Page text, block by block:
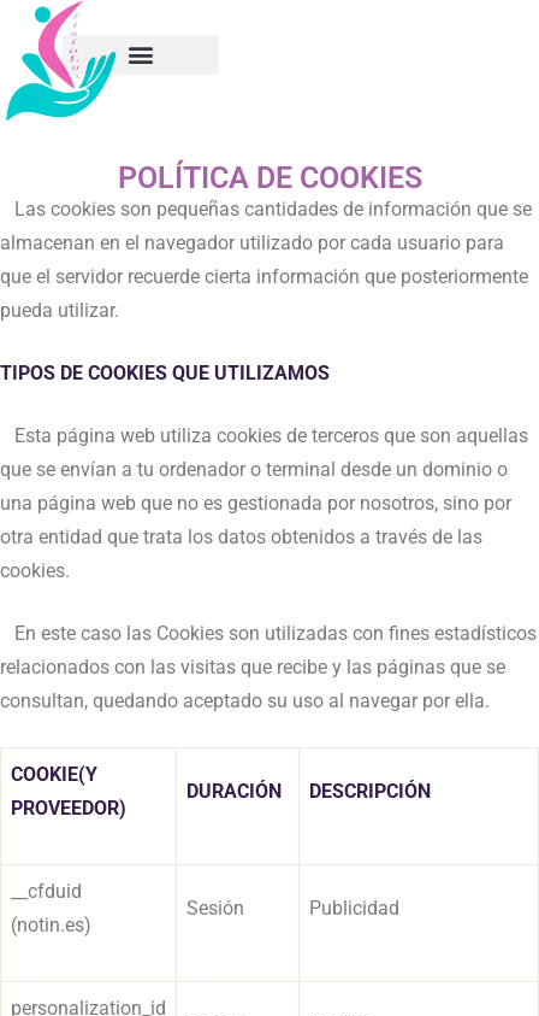
POLÍTICA DE COOKIES
Las cookies son pequeñas cantidades de información que se
almacenan en el navegador utilizado por cada usuario para
que el servidor recuerde cierta información que posteriormente
pueda utilizar.
TIPOS DE COOKIES QUE UTILIZAMOS
Esta página web utiliza cookies de terceros que son aquellas
que se envían a tu ordenador o terminal desde un dominio o
una página web que no es gestionada por nosotros, sino por
otra entidad que trata los datos obtenidos a través de las
cookies.
En este caso las Cookies son utilizadas con fines estadísticos
relacionados con las visitas que recibe y las páginas que se
consultan, quedando aceptado su uso al navegar por ella.
COOKIE(Y
PROVEEDOR)
DURACIÓN DESCRIPCIÓN
__cfduid
(notin.es)
Sesión Publicidad
personalization_id